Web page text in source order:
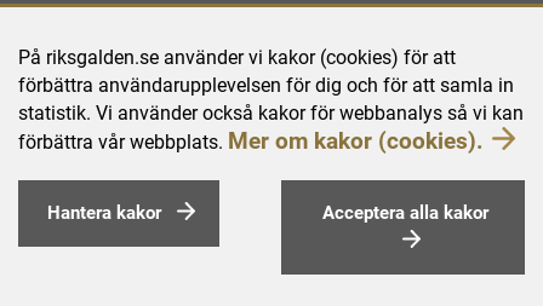
På riksgalden.se använder vi kakor (cookies) för att
förbättra användarupplevelsen för dig och för att samla in
statistik. Vi använder också kakor för webbanalys så vi kan
förbättra vår webbplats. Mer om kakor (cookies).
Hantera kakor Acceptera alla kakor
Tillgänglighetsredogörelse
Behandling av personuppgifter